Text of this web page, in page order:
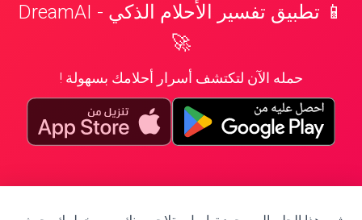
📱 تطبيق تفسير الأحلام الذكي - DreamAI
🚀
حمله الآن لتكتشف أسرار أحلامك بسهولة !